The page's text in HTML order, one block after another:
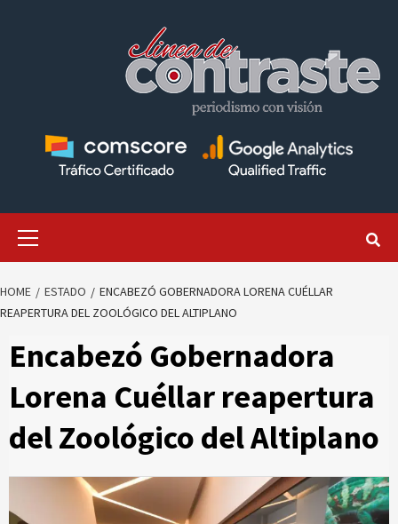
HOME ESTADO
ENCABEZÓ GOBERNADORA LORENA CUÉLLAR
REAPERTURA DEL ZOOLÓGICO DEL ALTIPLANO
Encabezó Gobernadora
Lorena Cuéllar reapertura
del Zoológico del Altiplano